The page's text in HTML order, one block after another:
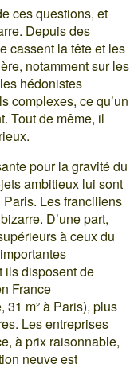
ces questions, et
Depuis des
cassent la tête et les
notamment sur les
hédonistes
complexes, ce qu’un
Tout de même, il
pour la gravité du
ambitieux lui sont
Les franciliens
D’une part,
à ceux du
ils disposent de
France
31 m² à Paris), plus
Les entreprises
à prix raisonnable,
neuve est